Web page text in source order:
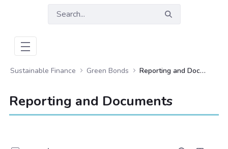
Sustainable Finance Green Bonds Reporting and Documents
Reporting and Documents